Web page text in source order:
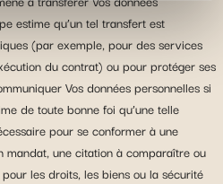
expérience utilisateur, en
et en se souvenant de
en suivant le nombre de
comment vous arrivez sur
et services personnalisés
Partager des informations
et vous permettre de
sur un site externe.
estime qu’un tel transfert est
(par exemple, pour des services
du contrat) ou pour protéger ses
Vos données personnelles si
de toute bonne foi qu’une telle
pour se conformer à une
une citation à comparaître ou
les droits, les biens ou la sécurité